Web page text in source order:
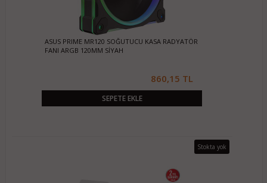
ASUS PRIME MR120 SOĞUTUCU KASA RADYATÖR
FANI ARGB 120MM SİYAH
860,15 TL
SEPETE EKLE
Stokta yok